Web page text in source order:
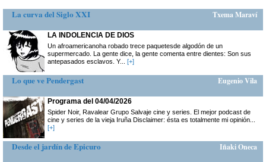
La curva del Siglo XXI Txema Maraví
LA INDOLENCIA DE DIOS
Un afroamericanoha robado trece paquetesde algodón de un
supermercado. La gente dice, la gente comenta entre dientes: Son sus
antepasados esclavos. Y... [+]
Lo que ve Pendergast Eugenio Vila
Programa del 04/04/2026
Spider Noir, Ravalear Grupo Salvaje cine y series. El mejor podcast de
cine y series de la vieja Iruña Disclaimer: ésta es totalmente mi opinión...
[+]
Desde el jardín de Epicuro Iñaki Oneca